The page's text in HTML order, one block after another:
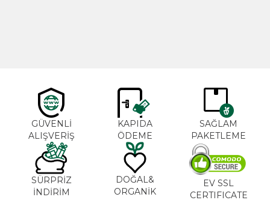
GÜVENLİ
ALIŞVERİŞ
KAPIDA
ÖDEME
SAĞLAM
PAKETLEME
SÜRPRİZ
İNDİRİM
DOĞAL&
ORGANİK
EV SSL
CERTIFICATE